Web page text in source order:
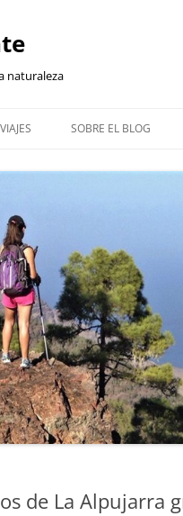
naturaleza
SOBRE EL BLOG
de La Alpujarra